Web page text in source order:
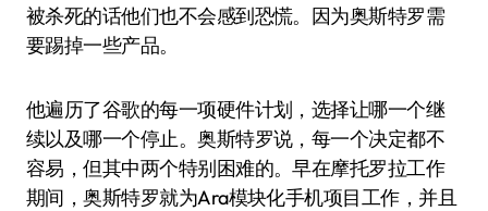
被杀死的话他们也不会感到恐慌。因为奥斯特罗需
要踢掉一些产品。
他遍历了谷歌的每一项硬件计划，选择让哪一个继
续以及哪一个停止。奥斯特罗说，每一个决定都不
容易，但其中两个特别困难的。早在摩托罗拉工作
期间，奥斯特罗就为Ara模块化手机项目工作，并且